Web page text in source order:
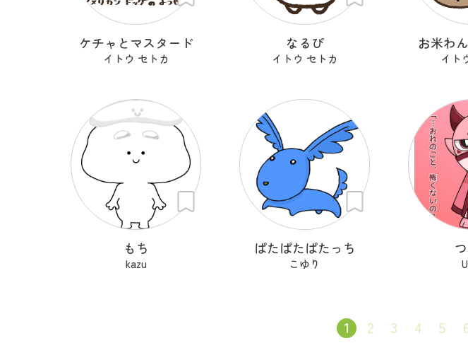
ケチャとマスタード
イトウ セトカ
なるぴ
イトウ セトカ
お米わ
イト
もち
kazu
ぱたぱたぱたっち
こゆり
1 2 3 4 5